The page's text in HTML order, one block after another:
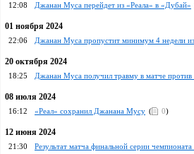
12:08 Джанан Муса перейдет из «Реала» в «Дубай»
01 ноября 2024
22:06 Джанан Муса пропустит минимум 4 недели
20 октября 2024
18:25 Джанан Муса получил травму в матче
08 июля 2024
16:12 «Реал» сохранил Джанана Мусу ( 0)
12 июня 2024
21:30 Результат матча финальной серии